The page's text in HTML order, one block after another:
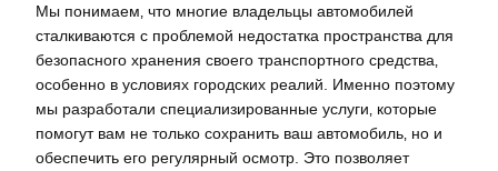
Мы понимаем‚ что многие владельцы автомобилей
сталкиваются с проблемой недостатка пространства для
безопасного хранения своего транспортного средства‚
особенно в условиях городских реалий. Именно поэтому
мы разработали специализированные услуги‚ которые
помогут вам не только сохранить ваш автомобиль‚ но и
обеспечить его регулярный осмотр. Это позволяет